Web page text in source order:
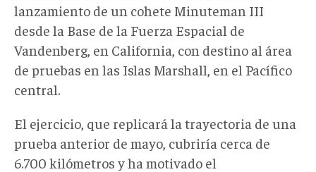
lanzamiento de un cohete Minuteman III
desde la Base de la Fuerza Espacial de
Vandenberg, en California, con destino al área
de pruebas en las Islas Marshall, en el Pacífico
central.
El ejercicio, que replicará la trayectoria de una
prueba anterior de mayo, cubriría cerca de
6.700 kilómetros y ha motivado el